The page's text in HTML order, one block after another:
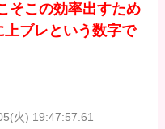
そこの効率出すため
ブレという数字で
火) 19:47:57.61